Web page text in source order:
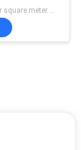
US 120-150 per square meter MOQ:1 medidor quadrado